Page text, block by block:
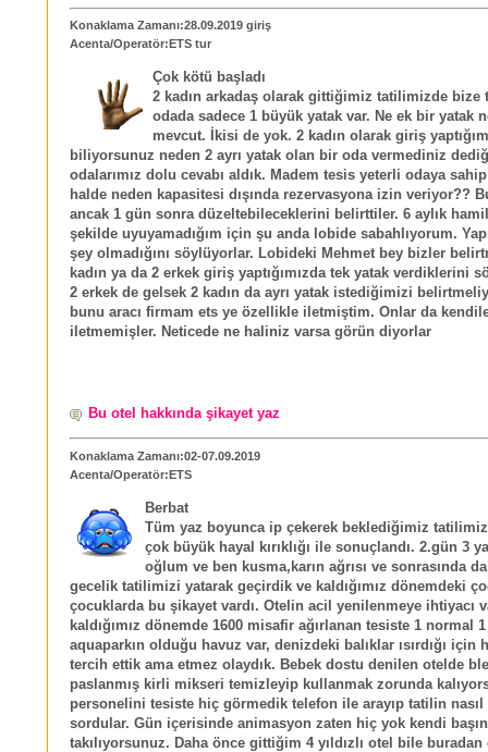
Konaklama Zamanı:28.09.2019 giriş
Acenta/Operatör:ETS tur
Çok kötü başladı
2 kadın arkadaş olarak gittiğimiz tatilimizde bize
odada sadece 1 büyük yatak var. Ne ek bir yatak
mevcut. İkisi de yok. 2 kadın olarak giriş
biliyorsunuz neden 2 ayrı yatak olan bir oda vermediniz
odalarımız dolu cevabı aldık. Madem tesis yeterli odaya
halde neden kapasitesi dışında rezervasyona izin veriyor??
ancak 1 gün sonra düzeltebileceklerini belirttiler. 6 aylık
şekilde uyuyamadığım için şu anda lobide sabahlıyorum.
şey olmadığını söylüyorlar. Lobideki Mehmet bey bizler
kadın ya da 2 erkek giriş yaptığımızda tek yatak verdiklerini
2 erkek de gelsek 2 kadın da ayrı yatak istediğimizi
bunu aracı firmam ets ye özellikle iletmiştim. Onlar da
iletmemişler. Neticede ne haliniz varsa görün diyorlar
Bu otel hakkında şikayet yaz
Konaklama Zamanı:02-07.09.2019
Acenta/Operatör:ETS
Berbat
Tüm yaz boyunca ip çekerek beklediğimiz
çok büyük hayal kırıklığı ile sonuçlandı. 2.gün 3
oğlum ve ben kusma,karın ağrısı ve sonrasında
gecelik tatilimizi yatarak geçirdik ve kaldığımız dönemdeki
çocuklarda bu şikayet vardı. Otelin acil yenilenmeye ihtiyacı
kaldığımız dönemde 1600 misafir ağırlanan tesiste 1 normal
aquaparkın olduğu havuz var, denizdeki balıklar ısırdığı için
tercih ettik ama etmez olaydık. Bebek dostu denilen otelde
paslanmış kirli mikseri temizleyip kullanmak zorunda
personelini tesiste hiç görmedik telefon ile arayıp tatilin
sordular. Gün içerisinde animasyon zaten hiç yok kendi
takılıyorsunuz. Daha önce gittiğim 4 yıldızlı otel bile buradan